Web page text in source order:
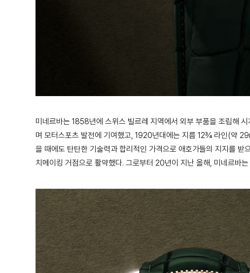
미네르바는 1858년에 스위스 빌르레 지역에서 외부 부품을 조립해
며 모터스포츠 발전에 기여했고, 1920년대에는 지름 12¾ 라인(약
을 때에도 탄탄한 기술력과 합리적인 가격으로 애호가들의 지지를
치메이킹 거점으로 활약했다. 그로부터 20년이 지난 올해, 미네르바